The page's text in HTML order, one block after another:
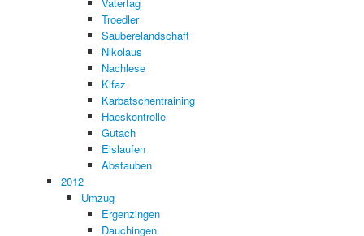
Troedler
Sauberelandschaft
Nikolaus
Nachlese
Kifaz
Karbatschentraining
Haeskontrolle
Gutach
Eislaufen
Abstauben
2012
Umzug
Ergenzingen
Dauchingen